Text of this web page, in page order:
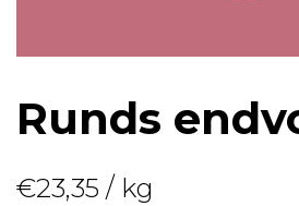
Runds
€23,35 / kg